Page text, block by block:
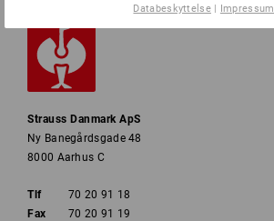
Strauss Danmark ApS
Ny Banegårdsgade 48
8000 Aarhus C
Tlf
70 20 91 18
Fax
70 20 91 19
Databeskyttelse| Impressum